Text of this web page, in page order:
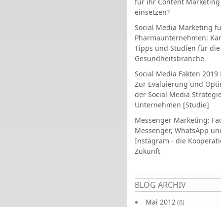
einsetzen?
Social Media Marketing
Pharmaunternehmen:
Tipps und Studien für die
Gesundheitsbranche
Social Media Fakten 2019
Zur Evaluierung und
der Social Media
Unternehmen [Studie]
Messenger Marketing:
Messenger, WhatsApp
Instagram - die
Zukunft
BLOG ARCHIV
Mai 2012(6)
Seiten